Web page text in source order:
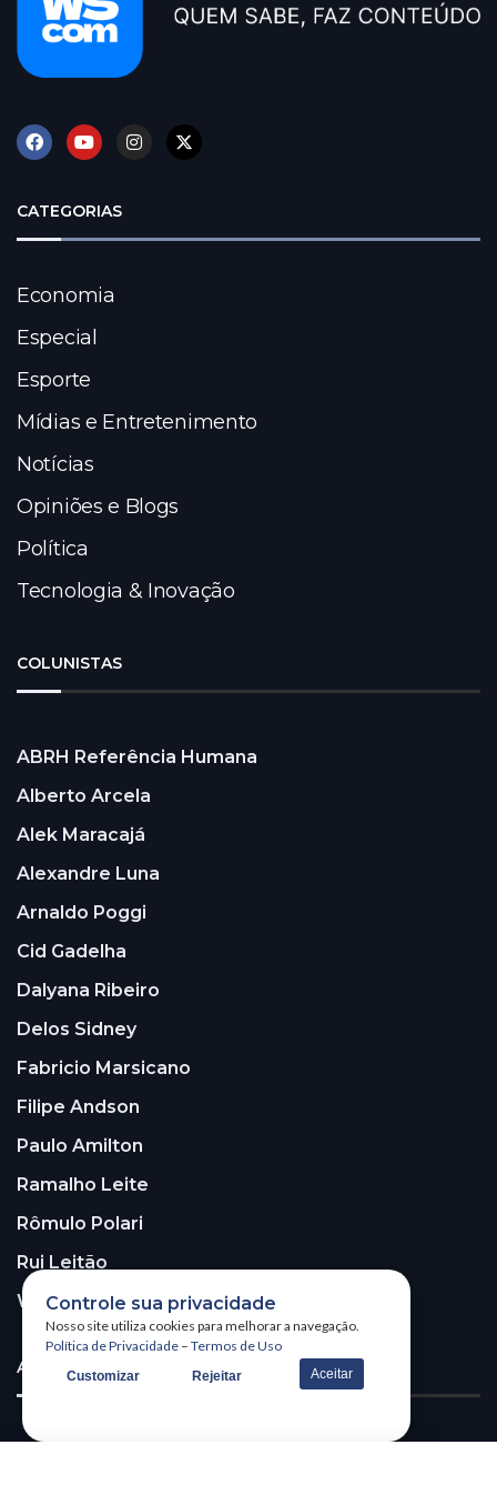
CATEGORIAS
Economia
Especial
Esporte
Mídias e Entretenimento
Notícias
Opiniões e Blogs
Política
Tecnologia & Inovação
COLUNISTAS
ABRH Referência Humana
Alberto Arcela
Alek Maracajá
Alexandre Luna
Arnaldo Poggi
Cid Gadelha
Dalyana Ribeiro
Delos Sidney
Fabricio Marsicano
Filipe Andson
Paulo Amilton
Ramalho Leite
Rômulo Polari
Rui Leitão
Walter Santos
ASSINE A NOSSA NEWSLETTER!
Controle sua privacidade
Nosso site utiliza cookies para melhorar a navegação.
Política de Privacidade – Termos de Uso
Customizar Rejeitar Aceitar